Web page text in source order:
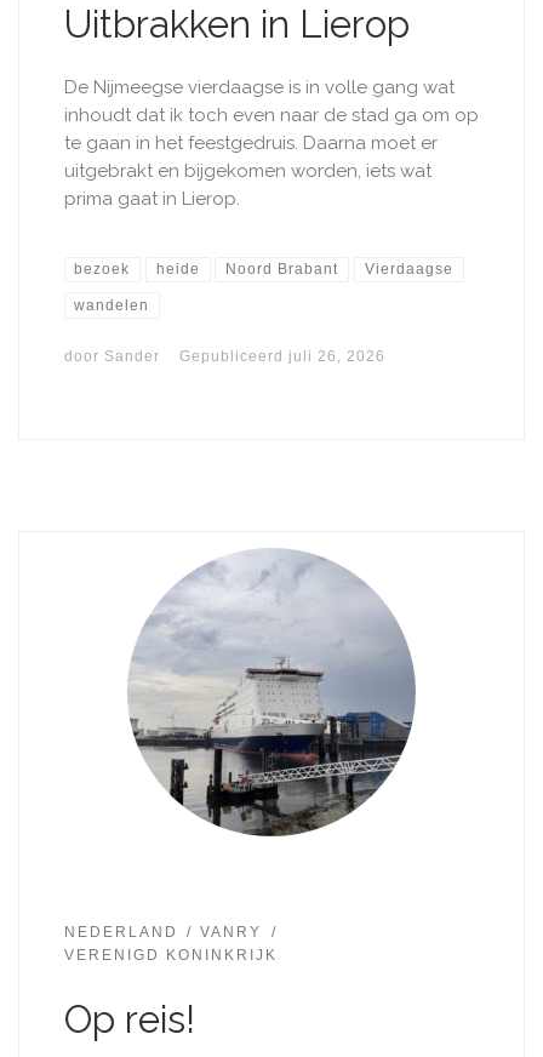
Uitbrakken in Lierop
De Nijmeegse vierdaagse is in volle gang wat
inhoudt dat ik toch even naar de stad ga​ om op
te gaan in het feestgedruis. Daarna moet er
uitgebrakt en bijgekomen worden, iets wat
prima gaat in Lierop.
bezoek heide Noord Brabant Vierdaagse
wandelen
door Sander Gepubliceerd juli 26, 2026
NEDERLAND
VANRY
VERENIGD KONINKRIJK
Op reis!